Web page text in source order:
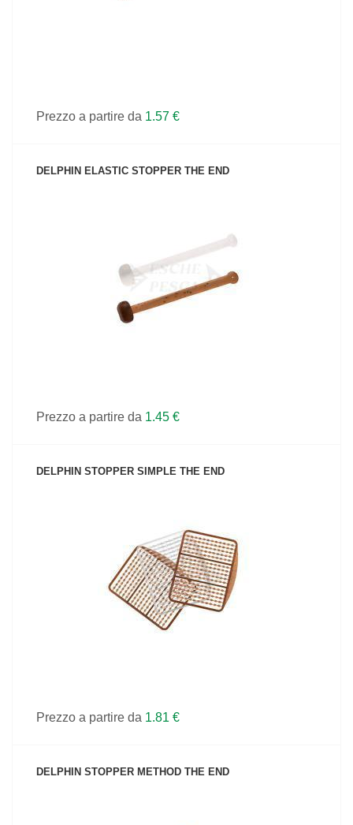
Prezzo a partire da 1.57 €
DELPHIN ELASTIC STOPPER THE END
VEDI IL PRODOTTO
Prezzo a partire da 1.45 €
DELPHIN STOPPER SIMPLE THE END
VEDI IL PRODOTTO
Prezzo a partire da 1.81 €
DELPHIN STOPPER METHOD THE END